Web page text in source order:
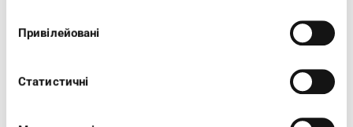
Привілейовані
Статистичні
personalised fit, while the standout detail is the